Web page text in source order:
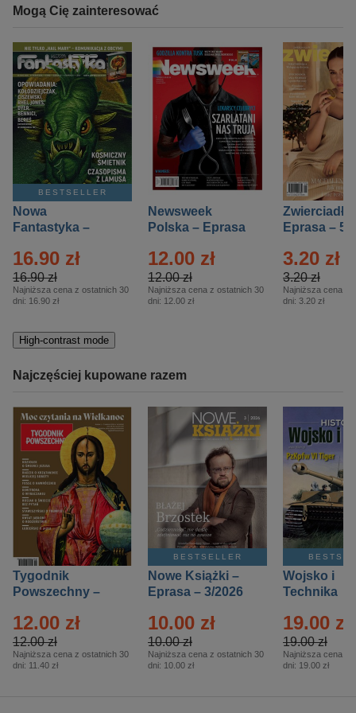
Mogą Cię zainteresować
BESTSELLER
Nowa
Fantastyka –
16.90 zł
16.90 zł
Najniższa cena z ostatnich 30
dni: 16.90 zł
Newsweek
Polska – Eprasa
12.00 zł
12.00 zł
Najniższa cena z ostatnich 30
dni: 12.00 zł
Zwierciadło
Eprasa – 5/
3.20 zł
3.20 zł
Najniższa cena z
dni: 3.20 zł
High-contrast mode
Najczęściej kupowane razem
Tygodnik
Powszechny –
12.00 zł
12.00 zł
Najniższa cena z ostatnich 30
dni: 11.40 zł
BESTSELLER
Nowe Książki –
Eprasa – 3/2026
10.00 zł
10.00 zł
Najniższa cena z ostatnich 30
dni: 10.00 zł
Wojsko i
Technika
– 2/2026
19.00 zł
19.00 zł
Najniższa cena z
dni: 19.00 zł